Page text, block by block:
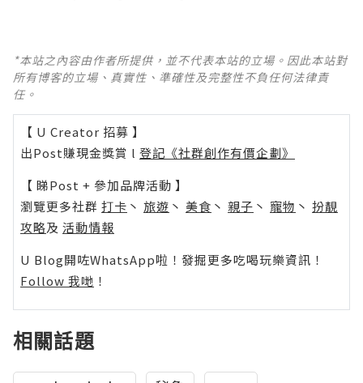
*本站之內容由作者所提供，並不代表本站的立場。因此本站對
所有博客的立場、真實性、準確性及完整性不負任何法律責
任。
【 U Creator 招募 】
出Post賺現金獎賞 l 登記《社群創作有價企劃》
【 睇Post + 參加品牌活動 】
瀏覽更多社群 打卡 丶 旅遊 丶 美食 丶 親子 丶 寵物 丶 扮靚
攻略及 活動情報
U Blog開咗WhatsApp啦！發掘更多吃喝玩樂資訊！
Follow 我哋 ！
相關話題